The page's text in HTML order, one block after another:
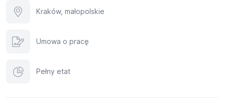
Kraków, małopolskie
Umowa o pracę
Pełny etat